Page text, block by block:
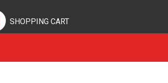
SHOPPING CART